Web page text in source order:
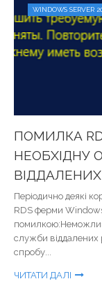
WINDOWS SERVER
ПОМИЛКА
НЕОБХІДНУ
Періодично деякі
RDS ферми
служби віддалених
спробу...
ЧИТАТИ ДАЛІ